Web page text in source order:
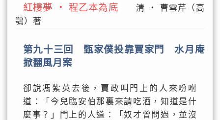
紅樓夢 ‧ 程乙本為底 清 ‧ 曹雪芹（高
鶚）著
第九十三回 甄家僕投靠賈家門 水月庵
掀翻風月案
卻說馮紫英去後，賈政叫門上的人來吩咐
道：「今兒臨安伯那裏來請吃酒，知道是什
麼事？」門上的人道：「奴才曾問過，並沒